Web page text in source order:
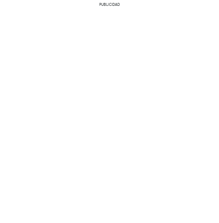
PUBLICIDAD